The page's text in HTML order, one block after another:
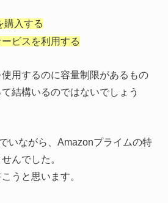
入する
ビスを利用する
用するのに容量制限があるもの
結構いるのではないでしょう
いながら、Amazonプライムの特
んでした。
うと思います。